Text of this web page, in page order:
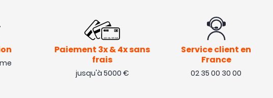
Paiement 3x & 4x sans
frais
jusqu'à 5000 €
Service client en
France
02 35 00 30 00